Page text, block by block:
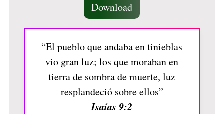
Download
“El pueblo que andaba en tinieblas
vio gran luz; los que moraban en
tierra de sombra de muerte, luz
resplandeció sobre ellos”
Isaías 9:2